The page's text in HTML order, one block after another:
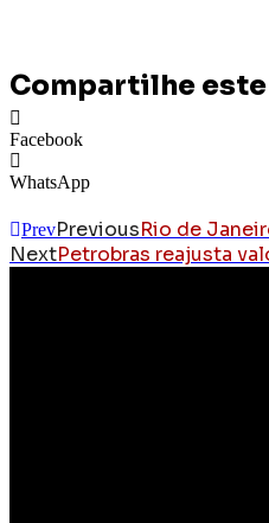
Compartilhe
Facebook
WhatsApp
PrevPreviousRio de
NextPetrobras reajusta